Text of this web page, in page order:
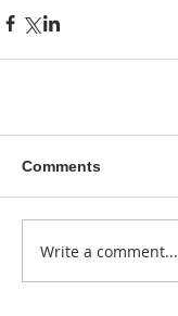
Comments
Write a comment...